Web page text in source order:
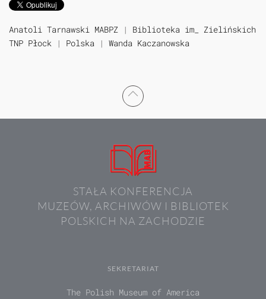
Anatoli Tarnawski MABPZ | Biblioteka im_ Zielińskich
TNP Płock | Polska | Wanda Kaczanowska
STAŁA KONFERENCJA
MUZEÓW, ARCHIWÓW I BIBLIOTEK
POLSKICH NA ZACHODZIE
SEKRETARIAT
The Polish Museum of America